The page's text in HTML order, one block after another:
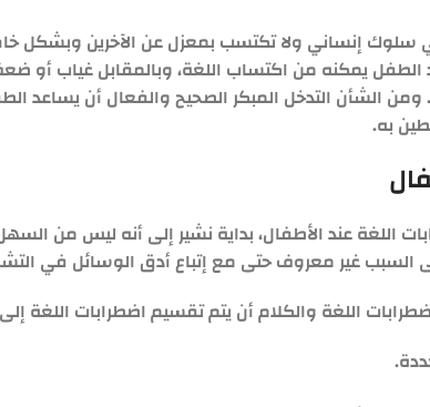
سلوك إنساني ولا تكتسب بمعزل عن الآخرين وبشكل
الطفل يمكنه من اكتساب اللغة، وبالمقابل غياب
ومن الشأن التدخل المبكر الصحيح والفعال أن
به.
اللغة عند الأطفال، بداية نشير إلى أنه ليس
السبب غير معروف حتى مع إتباع أدق الوسائل في
اللغة والكلام أن يتم تقسيم اضطرابات اللغة